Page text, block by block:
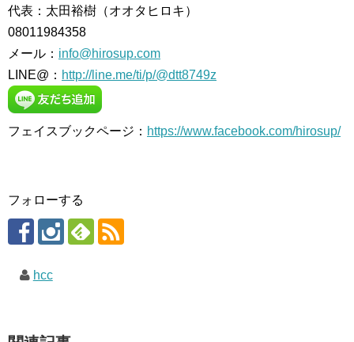
代表：太田裕樹（オオタヒロキ）
08011984358
メール： info@hirosup.com
LINE@： http://line.me/ti/p/@dtt8749z
フェイスブックページ： https://www.facebook.com/hirosup/
フォローする
hcc